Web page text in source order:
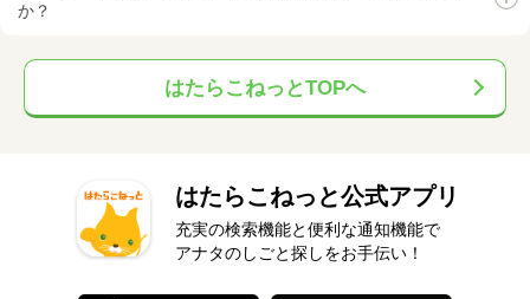
か？
はたらこねっとTOPへ
はたらこねっと公式アプリ
充実の検索機能と便利な通知機能で
アナタのしごと探しをお手伝い！